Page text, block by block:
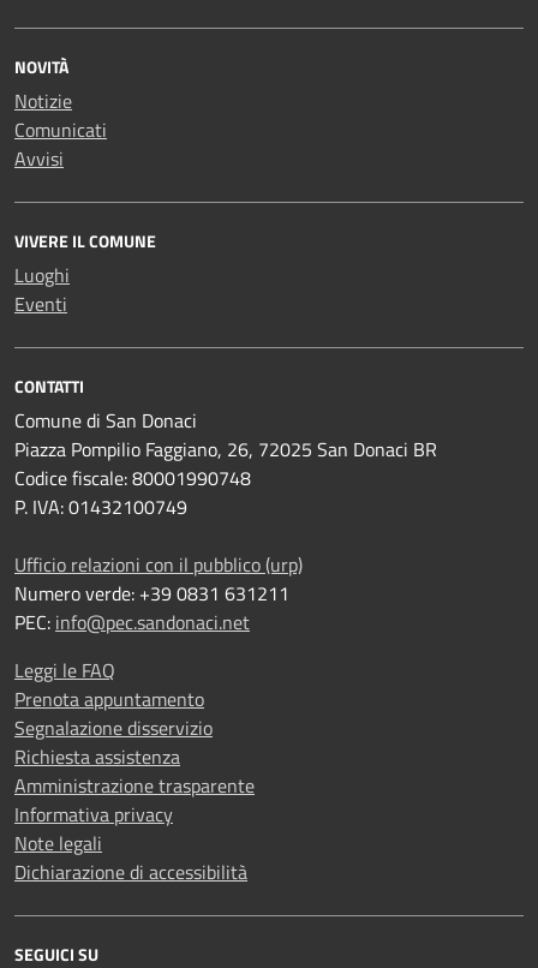
NOVITÀ
Notizie
Comunicati
Avvisi
VIVERE IL COMUNE
Luoghi
Eventi
CONTATTI
Comune di San Donaci
Piazza Pompilio Faggiano, 26, 72025 San Donaci BR
Codice fiscale: 80001990748
P. IVA: 01432100749
Ufficio relazioni con il pubblico (urp)
Numero verde: +39 0831 631211
PEC: info@pec.sandonaci.net
Leggi le FAQ
Prenota appuntamento
Segnalazione disservizio
Richiesta assistenza
Amministrazione trasparente
Informativa privacy
Note legali
Dichiarazione di accessibilità
SEGUICI SU